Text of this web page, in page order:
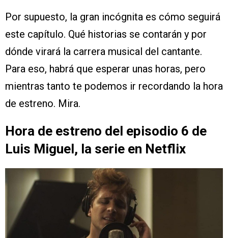
Por supuesto, la gran incógnita es cómo seguirá
este capítulo. Qué historias se contarán y por
dónde virará la carrera musical del cantante.
Para eso, habrá que esperar unas horas, pero
mientras tanto te podemos ir recordando la hora
de estreno. Mira.
Hora de estreno del episodio 6 de
Luis Miguel, la serie en Netflix